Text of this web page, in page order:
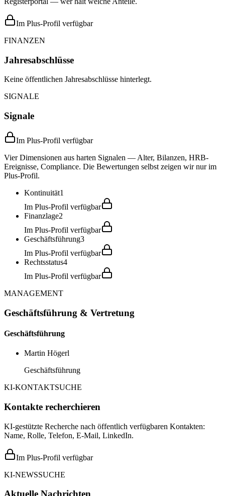
Im Plus-Profil verfügbar
FINANZEN
Jahresabschlüsse
Keine öffentlichen Jahresabschlüsse hinterlegt.
SIGNALE
Signale
Im Plus-Profil verfügbar
Vier Dimensionen aus harten Signalen — Alter, Bilanzen, HRB-
Ereignisse, Compliance. Die Bewertungen selbst zeigen wir nur im
Plus-Profil.
Kontinuität1
Im Plus-Profil verfügbar
Finanzlage2
Im Plus-Profil verfügbar
Geschäftsführung3
Im Plus-Profil verfügbar
Rechtsstatus4
Im Plus-Profil verfügbar
MANAGEMENT
Geschäftsführung & Vertretung
Geschäftsführung
Martin Högerl
Geschäftsführung
KI-KONTAKTSUCHE
Kontakte recherchieren
KI-gestützte Recherche nach öffentlich verfügbaren Kontakten:
Name, Rolle, Telefon, E-Mail, LinkedIn.
Im Plus-Profil verfügbar
KI-NEWSSUCHE
Aktuelle Nachrichten